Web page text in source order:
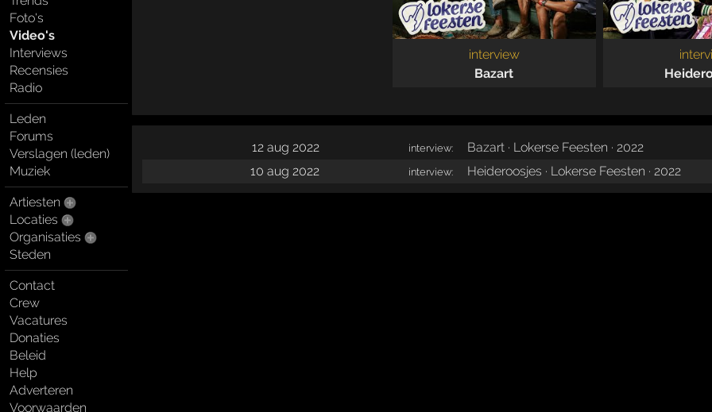
Foto's
Video's
Interviews
Recensies
Radio
Leden
Forums
Verslagen (leden)
Muziek
Artiesten
Locaties
Organisaties
Steden
Contact
Crew
Vacatures
Donaties
Beleid
Help
Adverteren
Voorwaarden
interview
Bazart
12 aug 2022 interview: Bazart · Lokerse Feesten · 2022
10 aug 2022
interview: Heideroosjes · Lokerse Feesten · 2022